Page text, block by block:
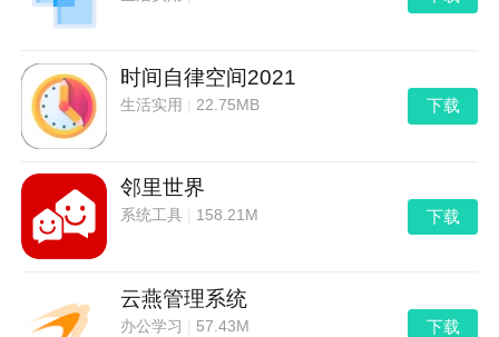
时间自律空间2021
生活实用 |22.75MB 下载
邻里世界
系统工具 158.21M 下载
云燕管理系统
办公学习 57.43M 下载